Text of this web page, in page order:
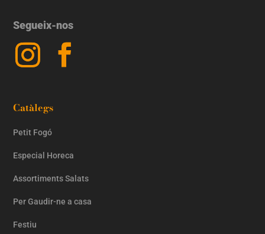
Segueix-nos
Catàlegs
Petit Fogó
Especial Horeca
Assortiments Salats
Per Gaudir-ne a casa
Festiu